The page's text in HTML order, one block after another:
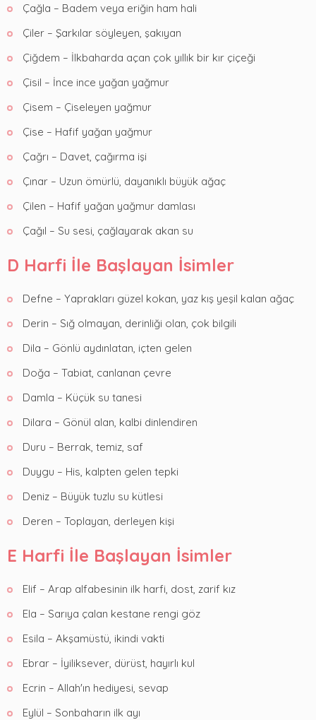
Çağla – Badem veya eriğin ham hali
Çiler – Şarkılar söyleyen, şakıyan
Çiğdem – İlkbaharda açan çok yıllık bir kır çiçeği
Çisil – İnce ince yağan yağmur
Çisem – Çiseleyen yağmur
Çise – Hafif yağan yağmur
Çağrı – Davet, çağırma işi
Çınar – Uzun ömürlü, dayanıklı büyük ağaç
Çilen – Hafif yağan yağmur damlası
Çağıl – Su sesi, çağlayarak akan su
D Harfi İle Başlayan İsimler
Defne – Yaprakları güzel kokan, yaz kış yeşil kalan ağaç
Derin – Sığ olmayan, derinliği olan, çok bilgili
Dila – Gönlü aydınlatan, içten gelen
Doğa – Tabiat, canlanan çevre
Damla – Küçük su tanesi
Dilara – Gönül alan, kalbi dinlendiren
Duru – Berrak, temiz, saf
Duygu – His, kalpten gelen tepki
Deniz – Büyük tuzlu su kütlesi
Deren – Toplayan, derleyen kişi
E Harfi İle Başlayan İsimler
Elif – Arap alfabesinin ilk harfi, dost, zarif kız
Ela – Sarıya çalan kestane rengi göz
Esila – Akşamüstü, ikindi vakti
Ebrar – İyiliksever, dürüst, hayırlı kul
Ecrin – Allah'ın hediyesi, sevap
Eylül – Sonbaharın ilk ayı